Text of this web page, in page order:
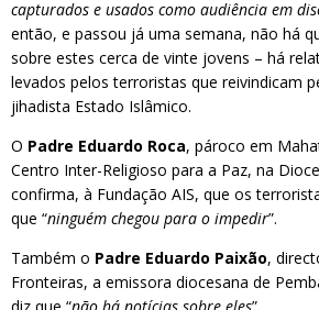
capturados e usados como audiência em
então, e passou já uma semana, não há
sobre estes cerca de vinte jovens – há
levados pelos terroristas que reivindicam
jihadista Estado Islâmico.
O Padre Eduardo Roca, pároco em
Centro Inter-Religioso para a Paz, na
confirma, à Fundação AIS, que os
que “ninguém chegou para o impedir”.
Também o Padre Eduardo Paixão,
Fronteiras, a emissora diocesana de